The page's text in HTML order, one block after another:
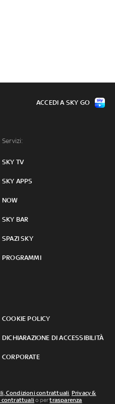
Servizi:
SKY TV
SKY APPS
NOW
SKY BAR
SPAZI SKY
PROGRAMMI
COOKIE POLICY
DICHIARAZIONE DI ACCESSIBILITÀ
CORPORATE
ACCEDI A SKY GO
Condizioni contrattuali, Privacy &
contrattuali o pertrasparenza